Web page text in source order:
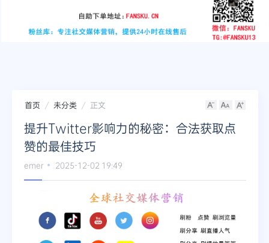
youtube
instagram
首页 未分类 正文
提升Twitter影响力的秘密：合法获取点
赞的最佳技巧
emer 2025-12-02 19:49